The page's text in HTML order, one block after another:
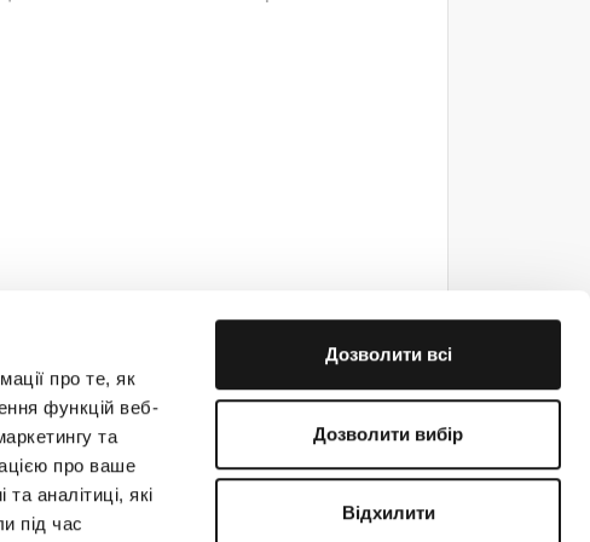
про те, як
функцій веб-
та
про ваше
аналітиці, які
під час
Дозволити всі
Дозволити вибір
Відхилити
на связи!